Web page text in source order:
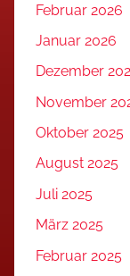
Februar 2026
Januar 2026
Dezember
November
Oktober 2025
August 2025
Juli 2025
März 2025
Februar 2025